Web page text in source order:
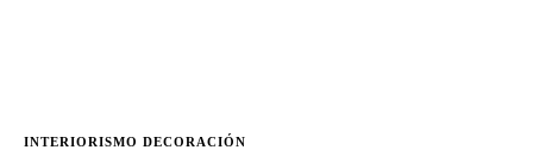
INTERIORISMO DECORACIÓN